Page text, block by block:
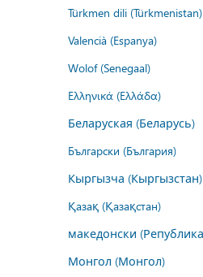
Türkmen dili (Türkmenistan)
Valencià (Espanya)
Wolof (Senegaal)
Ελληνικά (Ελλάδα)
Беларуская (Беларусь)
Български (България)
Кыргызча (Кыргызстан)
Қазақ (Қазақстан)
македонски
Монгол (Монгол)